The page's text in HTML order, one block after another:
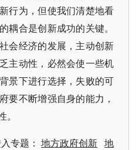
行为，但使我们清楚地看
耦合是创新成功的关键。
会经济的发展，主动创新
主动性，必然会使一些机
景下进行选择，失败的可
要不断增强自身的能力，
专题：地方政府创新 地